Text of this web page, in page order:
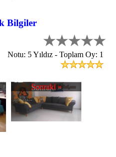
Bilgiler
Notu: 5 Yıldız - Toplam Oy: 1
Sonraki »